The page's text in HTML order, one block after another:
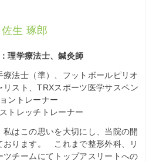
佐生 琢郎
理学療法士、鍼灸師
療法士（準）、フットボールピリオ
リスト、TRXスポーツ医学サスペン
ントレーナー
ストレッチトレーナー
はこの思いを大切にし、当院の開
おります。 これまで整形外科、リ
チームにてトップアスリートへの